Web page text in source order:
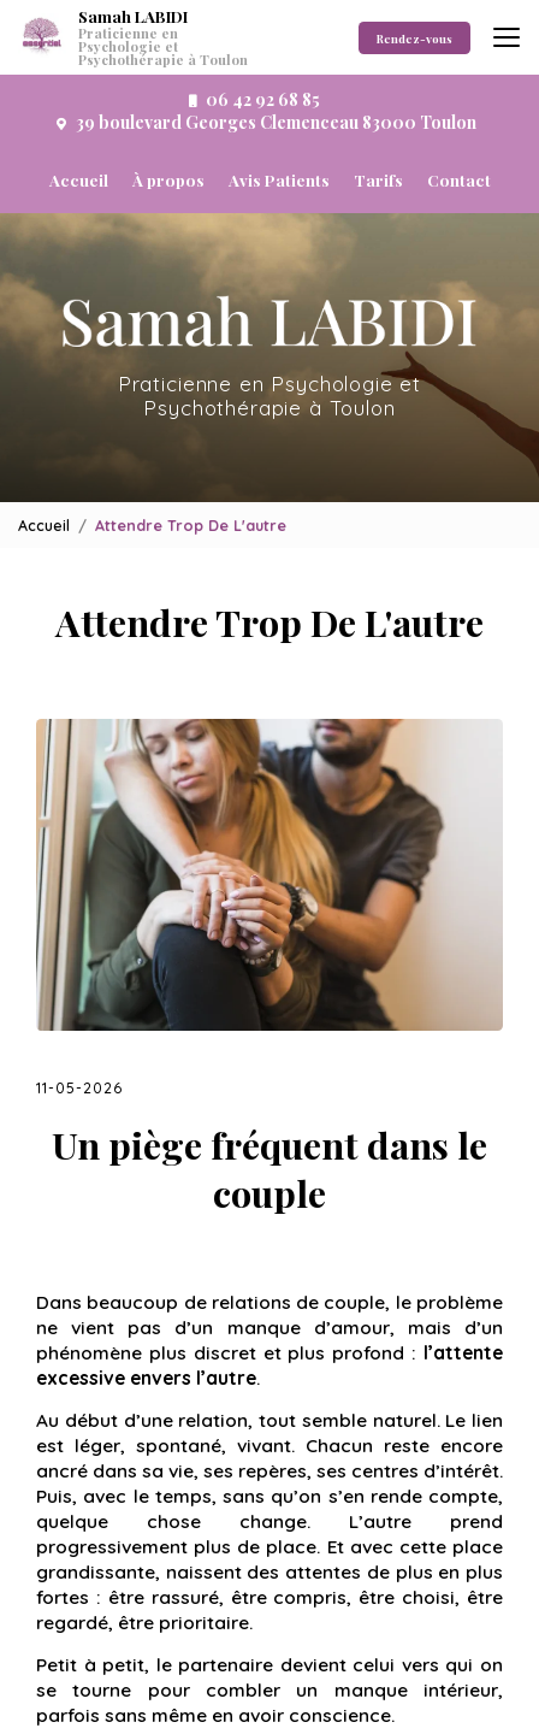
Aller
06 42 92 68 85
39 boulevard Georges Clemenceau 83000 Toulon
Accueil À propos Avis Patients Tarifs Contact
Samah LABIDI
Praticienne en
Psychologie et
Psychothérapie à Toulon
Rendez-vous
Praticienne en Psychologie et
Psychothérapie à Toulon
Accueil Attendre Trop De L'autre
Attendre Trop De L'autre
11-05-2026
Un piège fréquent dans le
couple
Dans beaucoup de relations de couple, le problème
ne vient pas d’un manque d’amour, mais d’un
phénomène plus discret et plus profond : l’attente
excessive envers l’autre.
Au début d’une relation, tout semble naturel. Le lien
est léger, spontané, vivant. Chacun reste encore
ancré dans sa vie, ses repères, ses centres d’intérêt.
Puis, avec le temps, sans qu’on s’en rende compte,
quelque chose change. L’autre prend
progressivement plus de place. Et avec cette place
grandissante, naissent des attentes de plus en plus
fortes : être rassuré, être compris, être choisi, être
regardé, être prioritaire.
Petit à petit, le partenaire devient celui vers qui on
se tourne pour combler un manque intérieur,
parfois sans même en avoir conscience.